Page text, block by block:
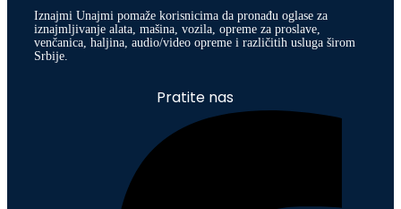
Iznajmi Unajmi pomaže korisnicima da pronađu oglase za
iznajmljivanje alata, mašina, vozila, opreme za proslave,
venčanica, haljina, audio/video opreme i različitih usluga širom
Srbije.
Pratite nas